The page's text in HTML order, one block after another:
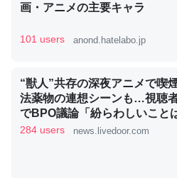
これを元に考えるとカルシウム
類は苦労してるんだな…。腹足
いのか」に関する新仮説
ウチもEchoを実家に置いて４
画・アニメの主要キャラ
101 users anond.hatelabo.jp
“獣人”共存の深夜アニメで喫
法薬物の連想シーンも…視聴
でBPO議論「紛らわしいこと
しないほうが」 - ライブドアニ
284 users news.livedoor.com